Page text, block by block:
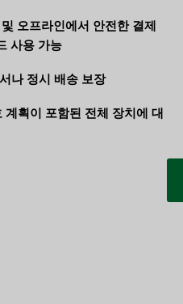
오프라인에서 안전한 결제
사용 가능
나 정시 배송 보장
획이 포함된 전체 장치에 대